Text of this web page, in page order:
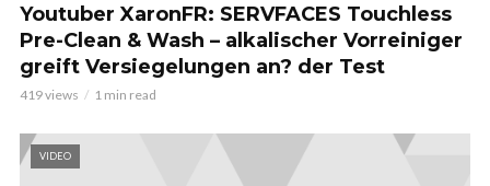
Youtuber XaronFR: SERVFACES Touchless
Pre-Clean & Wash – alkalischer Vorreiniger
greift Versiegelungen an? der Test
419 views 1 min read
VIDEO